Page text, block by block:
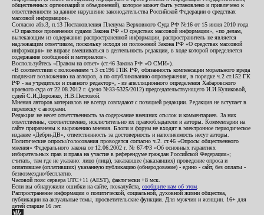
общественных организаций и объединений), которое может быть установлено и привлечено к
ответственности за данное нарушение законодательства Российской Федерации о средствах
массовой информации».
Согласно абз.3, п.13 Постановления Пленума Верховного Суда РФ №16 от 15 июня 2010 года
«О практике применения судами Закона РФ «О средствах массовой информации», «по делам,
вытекающим из содержания распространенной информации, распространитель не является
надлежащим ответчиком, поскольку исходя из положений Закона РФ «О средствах массовой
информации» не вправе вмешиваться в деятельность редакции, в ходе которой определяется
содержание сообщений и материалов».
Воспользуйтесь «Правом на ответ» (ст.46 Закона РФ «О СМИ»).
«В соответствии с положением ч.3 ст.196 ГПК РФ, обязанность компенсации морального вреда
подлежит возложению на авторов, а по опубликованию опровержения, в порядке ч.2 ст.152 ГК
РФ - на учредителя и главного редактор», - из апелляционного определения Хабаровского
краевого суда от 22.08.2012 г. (дело №33-5325/2012) председательствующего И.И.Куликовой,
судей С.И.Дорожко, Н.В.Пестовой.
Мнения авторов материалов не всегда совпадают с позицией редакции. Редакция не вступает в
переписку с авторами.
Редакция не несет ответственность за содержание внешних ссылок и комментариев. За них
ответственны, соответственно, исключительно их правообладатели и авторы. Комментарии на
сайте приравнены к выражению мнения. Блоги и форум не входят в электронное периодическое
издание «Дебри-ДВ», ответственность за достоверность и наполняемость несут авторы.
Политические опросы/голосования проводятся согласно ч.2. ст.46 «Опросы общественного
мнения» Федерального закона от 12.06.2002 г. № 67-ФЗ «Об основных гарантиях
избирательных прав и права на участие в референдуме граждан Российской Федерации»;
считать, там где не указано: лицо (лица), заказавшее (заказавших) проведение опроса и
оплатившее (оплативших) указанную публикацию (обнародование) - едино - сайт, без оплаты -
безвозмездно/бесплатно.
Часовой пояс сервера UTC+11 (AEST), фактически +8 мск.
Если вы обнаружили ошибки на сайте, пожалуйста, сообщите нам об этом
Распространение информации о политической, социальной, духовной жизни общества,
публикации на актуальные темы, просветительские функции. Для мужчин и женщин. 16+ для
детей старше 16 лет.